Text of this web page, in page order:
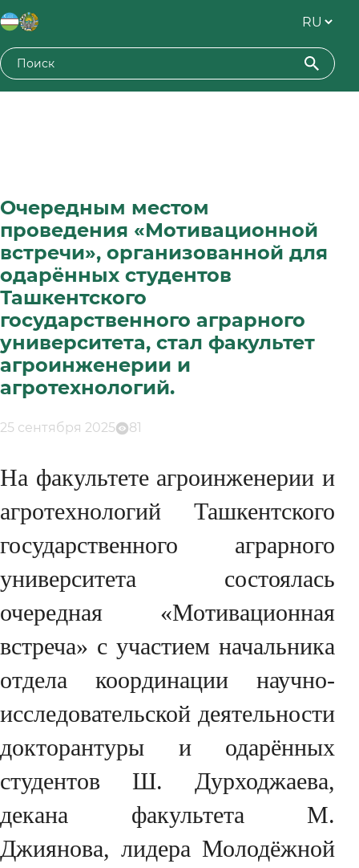
Очередным местом
проведения «Мотивационной
встречи», организованной для
одарённых студентов
Ташкентского
государственного аграрного
университета, стал факультет
агроинженерии и
агротехнологий.
25 сентября 2025 81
На факультете агроинженерии и
агротехнологий Ташкентского
государственного аграрного
университета состоялась
очередная «Мотивационная
встреча» с участием начальника
отдела координации научно-
исследовательской деятельности
докторантуры и одарённых
студентов Ш. Дурходжаева,
декана факультета М.
Джиянова, лидера Молодёжной